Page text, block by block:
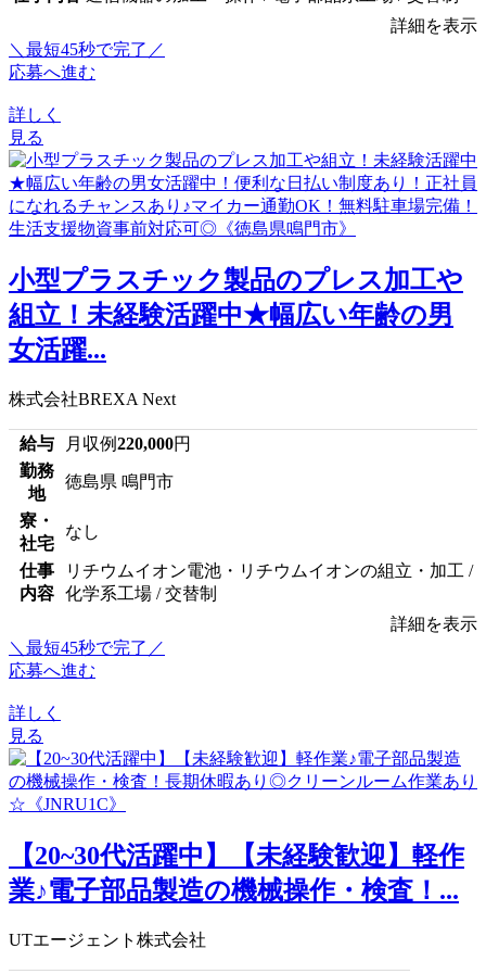
詳細を表示
＼最短45秒で完了／
応募へ進む
詳しく
見る
小型プラスチック製品のプレス加工や
組立！未経験活躍中★幅広い年齢の男
女活躍...
株式会社BREXA Next
給与 月収例220,000円
勤務
地
徳島県 鳴門市
寮・
社宅
なし
仕事
内容
リチウムイオン電池・リチウムイオンの組立・加工 /
化学系工場 / 交替制
詳細を表示
＼最短45秒で完了／
応募へ進む
詳しく
見る
【20~30代活躍中】【未経験歓迎】軽作
業♪電子部品製造の機械操作・検査！...
UTエージェント株式会社